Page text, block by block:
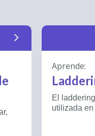
arrow_forward_ios
Aprende:
El
utilizada